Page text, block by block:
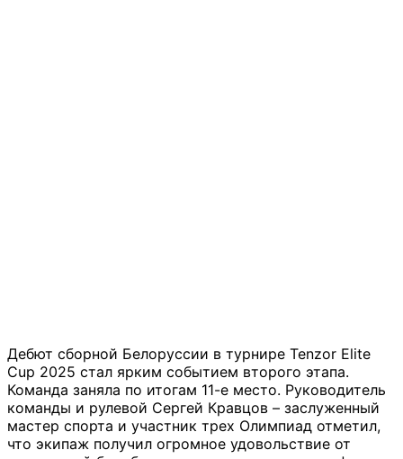
Дебют сборной Белоруссии в турнире Tenzor Elite
Cup 2025 стал ярким событием второго этапа.
Команда заняла по итогам 11-е место. Руководитель
команды и рулевой Сергей Кравцов – заслуженный
мастер спорта и участник трех Олимпиад отметил,
что экипаж получил огромное удовольствие от